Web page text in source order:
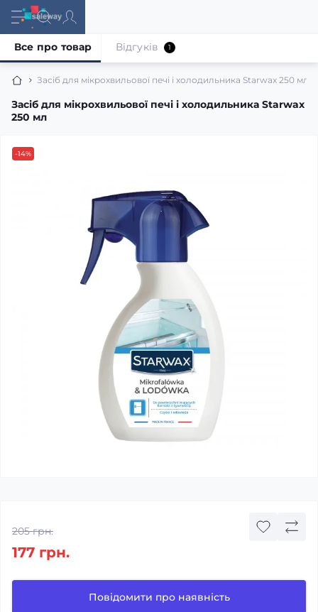
Засіб для мікрохвильової печі і холодильника Starwax 250 мл
Засіб для мікрохвильової печі і холодильника Starwax
250 мл
Все про товар Відгуків 1
-14%
205 грн.
177 грн.
Повідомити про наявність